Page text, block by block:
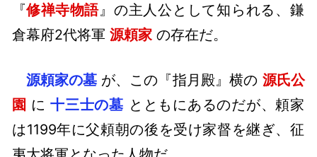
『修禅寺物語 』の主人公として知られる、鎌
倉幕府2代将軍源頼家 の存在だ。
源頼家の墓が、この『指月殿』横の 源氏公
園 に十三士の墓 とともにあるのだが、頼家
は1199年に父頼朝の後を受け家督を継ぎ、征